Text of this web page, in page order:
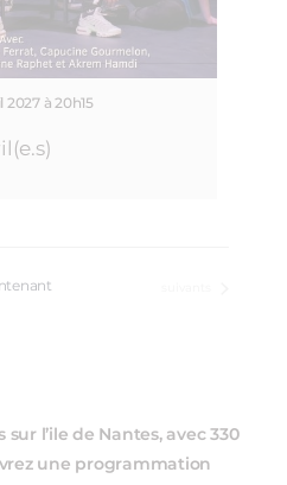
2027 à 20h15
l’ile de Nantes, avec 330
une programmation